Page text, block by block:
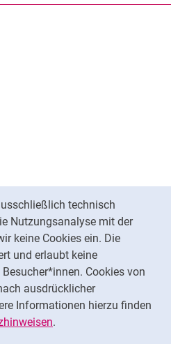
technisch
Nutzungsanalyse mit der
keine Cookies ein. Die
und erlaubt keine
Cookies von
ausdrücklicher
Informationen hierzu finden
.
auf
auf
auf